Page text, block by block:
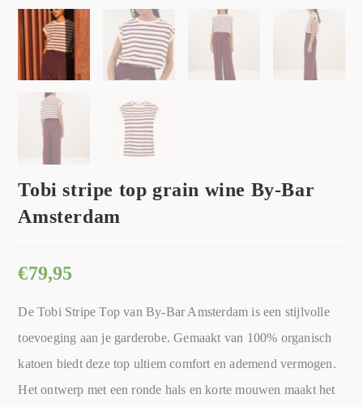
Tobi stripe top grain wine By-Bar
Amsterdam
€79,95
De Tobi Stripe Top van By-Bar Amsterdam is een stijlvolle
toevoeging aan je garderobe. Gemaakt van 100% organisch
katoen biedt deze top ultiem comfort en ademend vermogen.
Het ontwerp met een ronde hals en korte mouwen maakt het